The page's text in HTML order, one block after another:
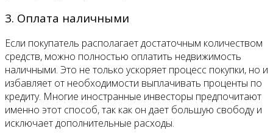
3. Оплата наличными
Если покупатель располагает достаточным количеством
средств, можно полностью оплатить недвижимость
наличными. Это не только ускоряет процесс покупки, но и
избавляет от необходимости выплачивать проценты по
кредиту. Многие иностранные инвесторы предпочитают
именно этот способ, так как он дает большую свободу и
исключает дополнительные расходы.